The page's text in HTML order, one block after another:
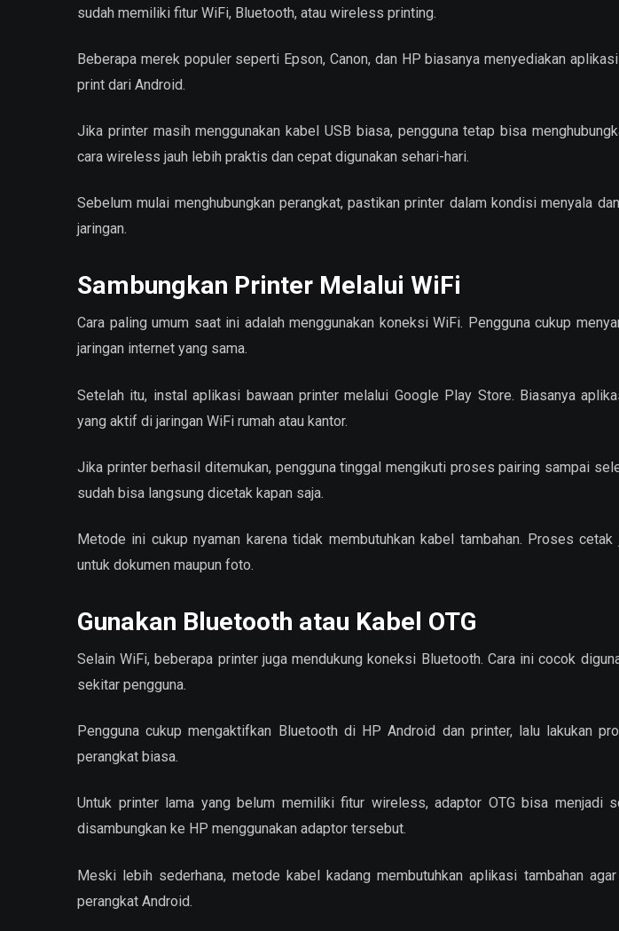
sudah memiliki fitur WiFi, Bluetooth, atau wireless printing.
Beberapa merek populer seperti Epson, Canon, dan HP biasanya menyediakan
print dari Android.
Jika printer masih menggunakan kabel USB biasa, pengguna tetap bisa
cara wireless jauh lebih praktis dan cepat digunakan sehari-hari.
Sebelum mulai menghubungkan perangkat, pastikan printer dalam kondisi menyala
jaringan.
Sambungkan Printer Melalui WiFi
Cara paling umum saat ini adalah menggunakan koneksi WiFi. Pengguna cukup
jaringan internet yang sama.
Setelah itu, instal aplikasi bawaan printer melalui Google Play Store. Biasanya
yang aktif di jaringan WiFi rumah atau kantor.
Jika printer berhasil ditemukan, pengguna tinggal mengikuti proses pairing sampai
sudah bisa langsung dicetak kapan saja.
Metode ini cukup nyaman karena tidak membutuhkan kabel tambahan. Proses
untuk dokumen maupun foto.
Gunakan Bluetooth atau Kabel OTG
Selain WiFi, beberapa printer juga mendukung koneksi Bluetooth. Cara ini cocok
sekitar pengguna.
Pengguna cukup mengaktifkan Bluetooth di HP Android dan printer, lalu lakukan
perangkat biasa.
Untuk printer lama yang belum memiliki fitur wireless, adaptor OTG bisa menjadi
disambungkan ke HP menggunakan adaptor tersebut.
Meski lebih sederhana, metode kabel kadang membutuhkan aplikasi tambahan
perangkat Android.